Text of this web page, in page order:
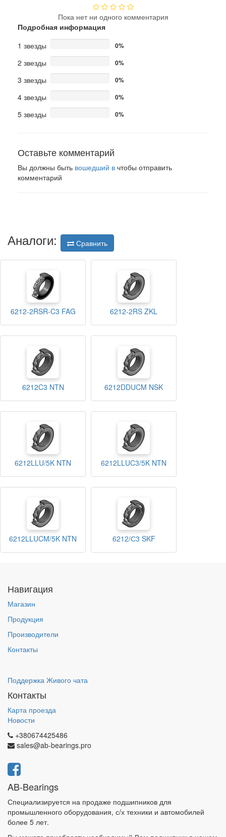
Пока нет ни одного комментария
Подробная информация
1 звезды
0%
2 звезды 0%
3 звезды 0%
4 звезды 0%
5 звезды 0%
Оставьте комментарий
Вы должны быть вошедший в чтобы отправить
комментарий
Аналоги: Сравнить
6212-2RSR-C3 FAG 6212-2RS ZKL
6212C3 NTN 6212DDUCM NSK
6212LLU/5K NTN 6212LLUC3/5K NTN
6212LLUCM/5K NTN 6212/С3 SKF
Навигация
Магазин
Продукция
Производители
Контакты
Поддержка Живого чата
Контакты
Карта проезда
Новости
+380674425486
sales@ab-bearings.pro
AB-Bearings
Специализируется на продаже подшипников для
промышленного оборудования, с/х техники и автомобилей
более 5 лет.